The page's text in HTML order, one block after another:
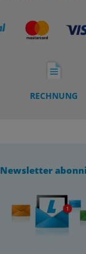
RECHNUNG
Newsletter